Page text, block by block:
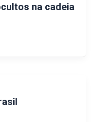
na cadeia